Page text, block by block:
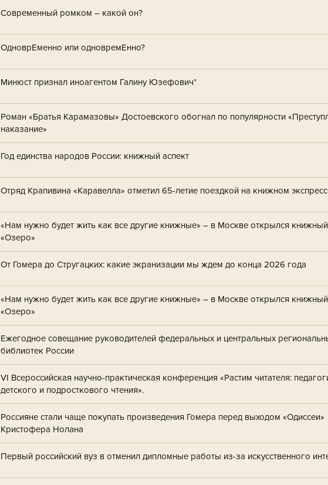
Современный ромком – какой он?
ОдноврЕменно или одновремЕнно?
Минюст признал иноагентом Галину Юзефович*
Роман «Братья Карамазовы» Достоевского обогнал по популярности
наказание»
Год единства народов России: книжный аспект
Отряд Крапивина «Каравелла» отметил 65-летие поездкой на книжном
«Нам нужно будет жить как все другие книжные» – в Москве открылся
«Озеро»
От Гомера до Стругацких: какие экранизации мы ждем до конца 2026 года
«Нам нужно будет жить как все другие книжные» – в Москве открылся
«Озеро»
Ежегодное совещание руководителей федеральных и центральных
библиотек России
VI Всероссийская научно-практическая конференция «Растим читателя:
детского и подросткового чтения».
Россияне стали чаще покупать произведения Гомера перед выходом «Одиссеи»
Кристофера Нолана
Первый российский вуз в отменил дипломные работы из-за искусственного